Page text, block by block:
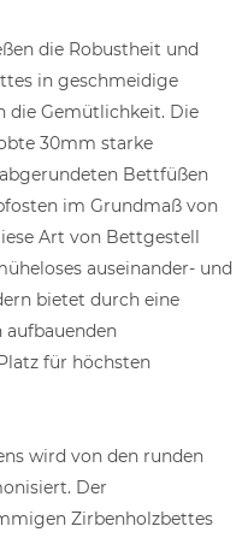
die Robustheit und
in geschmeidige
die Gemütlichkeit. Die
30mm starke
Bettfüßen
im Grundmaß von
Art von Bettgestell
auseinander- und
bietet durch eine
aufbauenden
für höchsten
wird von den runden
Der
Zirbenholzbettes